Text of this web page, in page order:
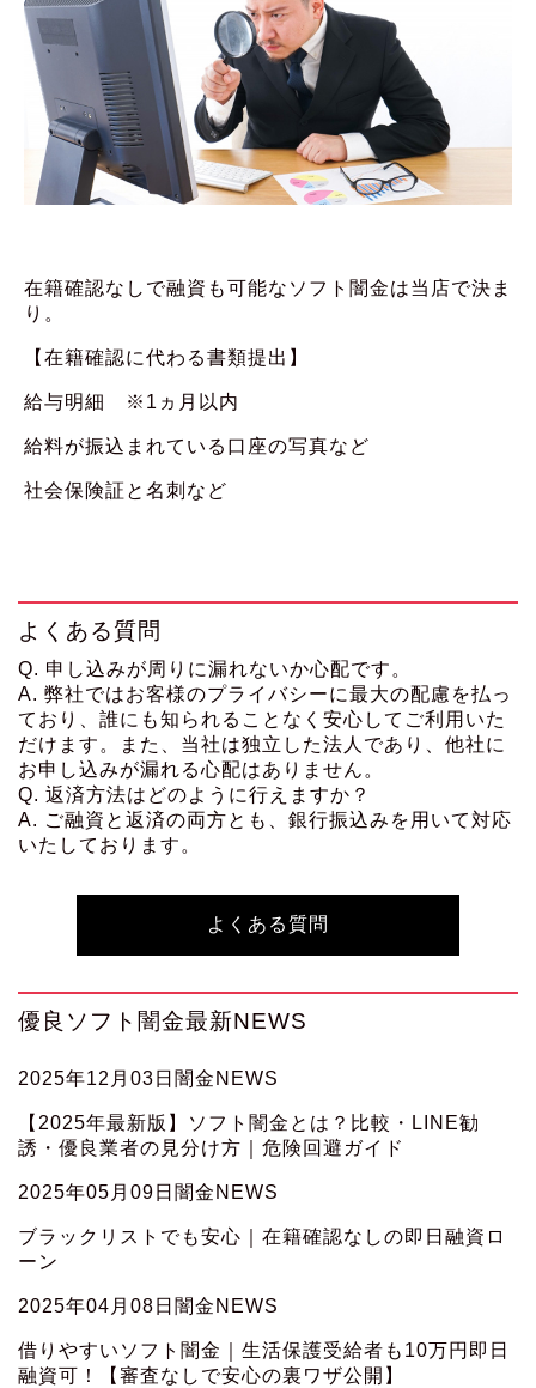
在籍確認なしで融資も可能なソフト闇金は当店で決ま
り。
【在籍確認に代わる書類提出】
給与明細 ※1ヵ月以内
給料が振込まれている口座の写真など
社会保険証と名刺など
よくある質問
Q. 申し込みが周りに漏れないか心配です。
A. 弊社ではお客様のプライバシーに最大の配慮を払っ
ており、誰にも知られることなく安心してご利用いた
だけます。また、当社は独立した法人であり、他社に
お申し込みが漏れる心配はありません。
Q. 返済方法はどのように行えますか？
A. ご融資と返済の両方とも、銀行振込みを用いて対応
いたしております。
よくある質問
優良ソフト闇金最新NEWS
2025年12月03日 闇金NEWS
【2025年最新版】ソフト闇金とは？比較・LINE勧
誘・優良業者の見分け方｜危険回避ガイド
2025年05月09日 闇金NEWS
ブラックリストでも安心｜在籍確認なしの即日融資ロ
ーン
2025年04月08日 闇金NEWS
借りやすいソフト闇金｜生活保護受給者も10万円即日
融資可！【審査なしで安心の裏ワザ公開】